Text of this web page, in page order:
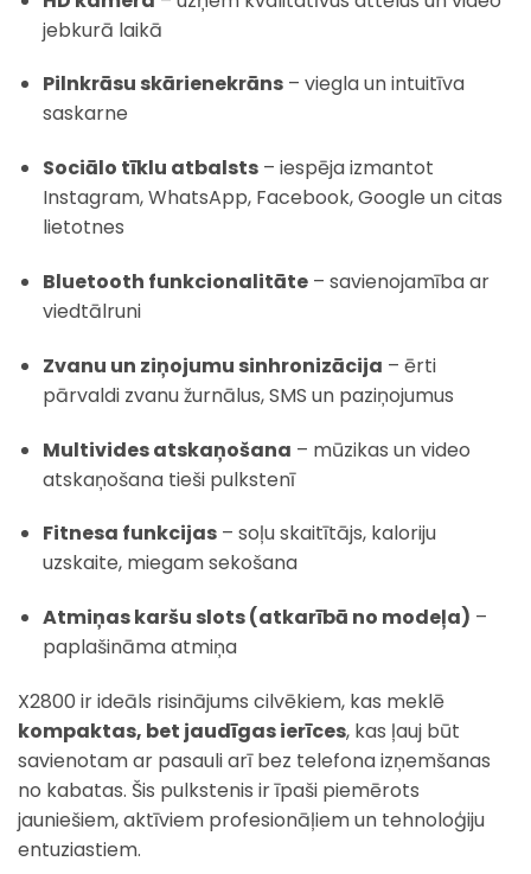
jebkurā laikā
Pilnkrāsu skārienekrāns– viegla un intuitīva
saskarne
Sociālo tīklu atbalsts– iespēja izmantot
Instagram, WhatsApp, Facebook, Google un citas
lietotnes
Bluetooth funkcionalitāte– savienojamība ar
viedtālruni
Zvanu un ziņojumu sinhronizācija – ērti
pārvaldi zvanu žurnālus, SMS un paziņojumus
Multivides atskaņošana – mūzikas un video
atskaņošana tieši pulkstenī
Fitnesa funkcijas– soļu skaitītājs, kaloriju
uzskaite, miegam sekošana
Atmiņas karšu slots (atkarībā no modeļa) –
paplašināma atmiņa
X2800 ir ideāls risinājums cilvēkiem, kas meklē
kompaktas, bet jaudīgas ierīces, kas ļauj būt
savienotam ar pasauli arī bez telefona izņemšanas
no kabatas. Šis pulkstenis ir īpaši piemērots
jauniešiem, aktīviem profesionāļiem un tehnoloģiju
entuziastiem.